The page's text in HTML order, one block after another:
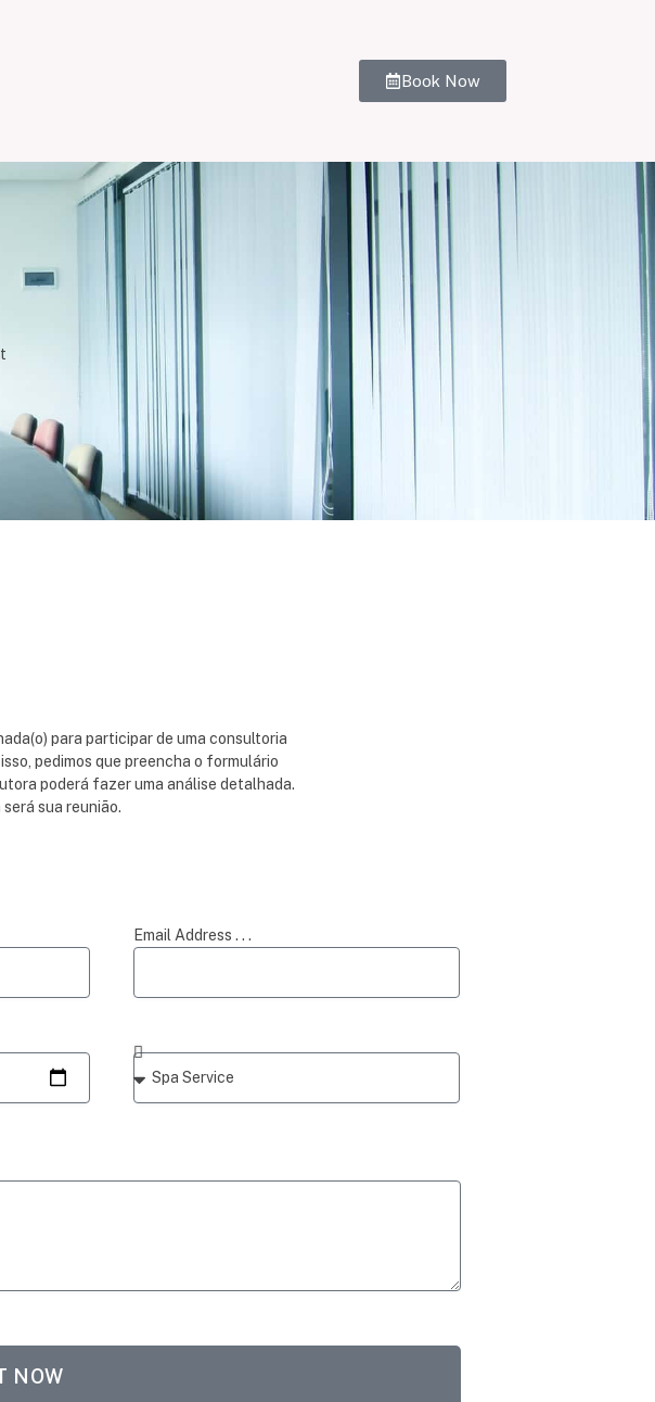
Book Now
para participar de uma consultoria
pedimos que preencha o formulário
poderá fazer uma análise detalhada.
sua reunião.
Email Address . . .
NOW